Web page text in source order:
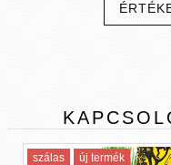
szálas új termék